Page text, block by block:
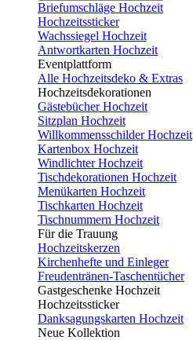
Briefumschläge Hochzeit
Hochzeitssticker
Wachssiegel Hochzeit
Antwortkarten Hochzeit
Eventplattform
Alle Hochzeitsdeko & Extras
Hochzeitsdekorationen
Gästebücher Hochzeit
Sitzplan Hochzeit
Willkommensschilder Hochzeit
Kartenbox Hochzeit
Windlichter Hochzeit
Tischdekorationen Hochzeit
Menükarten Hochzeit
Tischkarten Hochzeit
Tischnummern Hochzeit
Für die Trauung
Hochzeitskerzen
Kirchenhefte und Einleger
Freudentränen-Taschentücher
Gastgeschenke Hochzeit
Hochzeitssticker
Danksagungskarten Hochzeit
Neue Kollektion